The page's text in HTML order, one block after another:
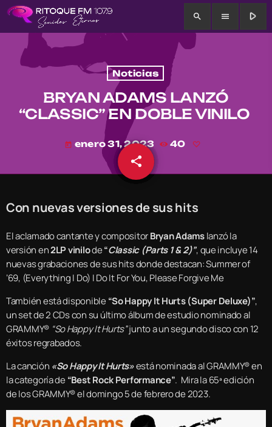
search menu play_arrow
Noticias
BRYAN ADAMS LANZÓ
“CLASSIC” EN DOBLE VINILO
today enero 31, 2023 40
share
email
Con nuevas versiones de sus hits
El aclamado cantante y compositorBryan Adamslanzó la
versión en2LP vinilode“Classic (Parts 1 & 2)”, que incluye 14
nuevas grabaciones de sus hits donde destacan: Summer of
‘69, (Everything I Do) I Do It For You, Please Forgive Me
También está disponible “So Happy It Hurts (Super Deluxe)”,
un set de 2 CDs con su último álbum de estudio nominado al
GRAMMY® “So Happy It Hurts”junto a un segundo disco con 12
éxitos regrabados.
La canción «So Happy It Hurts»está nominada al GRAMMY® en
la categoría de “Best Rock Performance”. Mira la 65ª edición
de los GRAMMY® el domingo 5 de febrero de 2023.